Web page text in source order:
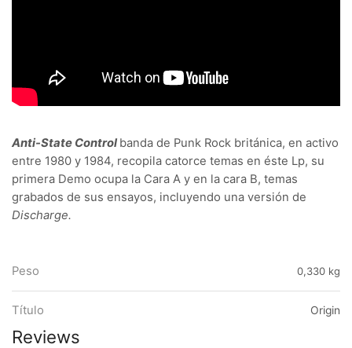
Anti-State Controlbanda de Punk Rock británica, en activo
entre 1980 y 1984, recopila catorce temas en éste Lp, su
primera Demo ocupa la Cara A y en la cara B, temas
grabados de sus ensayos, incluyendo una versión de
Discharge.
Peso 0,330 kg
Título Origin
Reviews